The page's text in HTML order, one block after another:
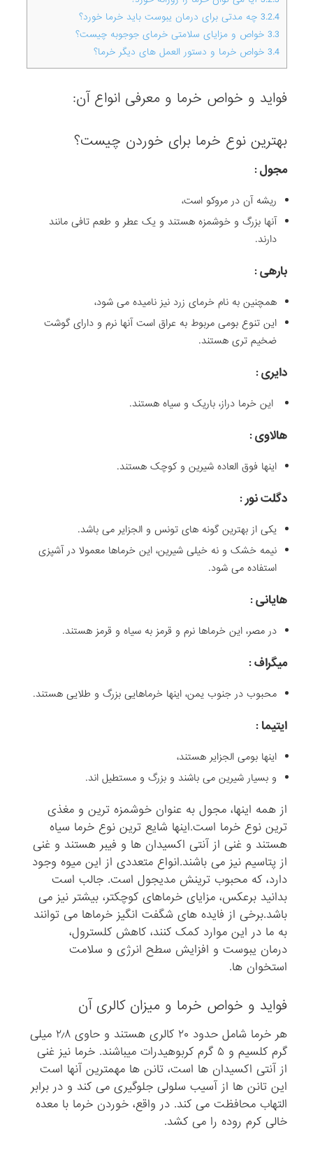
3.2.4 چه مدتی برای درمان یبوست باید خرما خورد؟
3.3 خواص و مزایای سلامتی خرمای جوجوبه چیست؟
3.4 خواص خرما و دستور العمل های دیگر خرما؟
فواید و خواص خرما و معرفی انواع آن:
بهترین نوع خرما برای خوردن چیست؟
مجول :
ریشه آن در مروکو است،
آنها بزرگ و خوشمزه هستند و یک عطر و طعم تافی مانند
دارند.
بارهی :
همچنین به نام خرمای زرد نیز نامیده می شود،
این تنوع بومی مربوط به عراق است آنها نرم و دارای گوشت
ضخیم تری هستند.
دایری :
این خرما دراز، باریک و سیاه هستند.
هالاوی :
اینها فوق العاده شیرین و کوچک هستند.
دگلت نور :
یکی از بهترین گونه های تونس و الجزایر می باشد.
نیمه خشک و نه خیلی شیرین، این خرماها معمولا در آشپزی
استفاده می شود.
هایانی :
در مصر، این خرماها نرم و قرمز به سیاه و قرمز هستند.
میگراف :
محبوب در جنوب یمن، اینها خرماهایی بزرگ و طلایی هستند.
ایتیما :
اینها بومی الجزایر هستند،
و بسیار شیرین می باشند و بزرگ و مستطیل اند.
از همه اینها، مجول به عنوان خوشمزه ترین و مغذی
ترین نوع خرما است.اینها شایع ترین نوع خرما سیاه
هستند و غنی از آنتی اکسیدان ها و فیبر هستند و غنی
از پتاسیم نیز می باشند.انواع متعددی از این میوه وجود
دارد، که محبوب ترینش مدیجول است. جالب است
بدانید برعکس، مزایای خرماهای کوچکتر، بیشتر نیز می
باشد.برخی از فایده های شگفت انگیز خرماها می توانند
به ما در این موارد کمک کنند، کاهش کلسترول،
درمان یبوست و افزایش سطح انرژی و سلامت
استخوان ها.
فواید و خواص خرما و میزان کالری آن
هر خرما شامل حدود ۲۰ کالری هستند و حاوی ۲٫۸ میلی
گرم کلسیم و ۵ گرم کربوهیدرات میباشند. خرما نیز غنی
از آنتی اکسیدان ها است، تانن ها مهمترین آنها است
این تانن ها از آسیب سلولی جلوگیری می کند و در برابر
التهاب محافظت می کند. در واقع، خوردن خرما با معده
خالی کرم روده را می کشد.